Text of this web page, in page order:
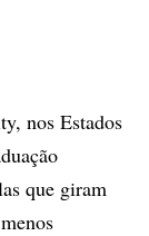
nos Estados
que giram